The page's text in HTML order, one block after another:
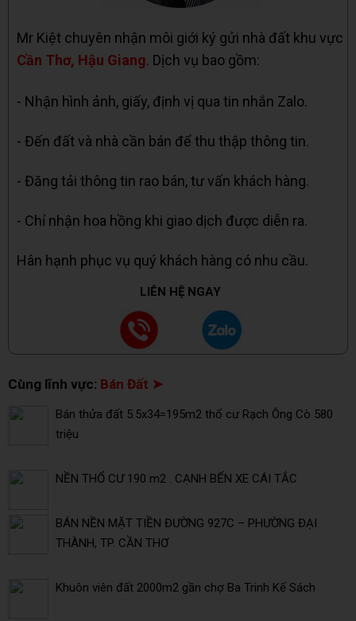
Mr Kiệt chuyên nhận môi giới ký gửi nhà đất khu vực
Cần Thơ, Hậu Giang. Dịch vụ bao gồm:
- Nhận hình ảnh, giấy, định vị qua tin nhắn Zalo.
- Đến đất và nhà cần bán để thu thập thông tin.
- Đăng tải thông tin rao bán, tư vấn khách hàng.
- Chỉ nhận hoa hồng khi giao dịch được diễn ra.
Hân hạnh phục vụ quý khách hàng có nhu cầu.
LIÊN HỆ NGAY
Cùng lĩnh vực: Bán Đất ➤
Bán thửa đất 5.5x34=195m2 thổ cư Rạch Ông Cò 580
triệu
NỀN THỔ CƯ 190 m2 . CẠNH BẾN XE CÁI TẮC
BÁN NỀN MẶT TIỀN ĐƯỜNG 927C – PHƯỜNG ĐẠI
THÀNH, TP. CẦN THƠ
Khuôn viên đất 2000m2 gần chợ Ba Trinh Kế Sách